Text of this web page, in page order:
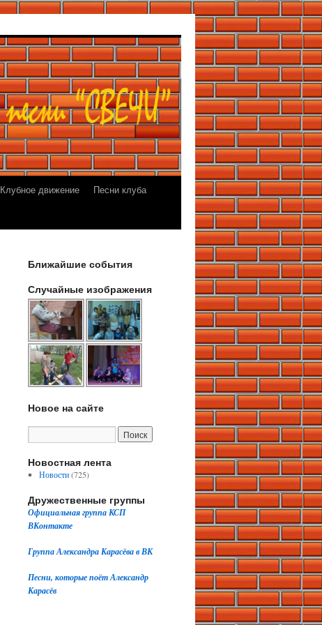
Клубное движение
Песни клуба
Ближайшие события
Случайные изображения
Новое на сайте
Новостная лента
Новости(725)
Дружественные группы
Официальная группа КСП
ВКонтакте
Группа Александра Карасёва в ВК
Песни, которые поёт Александр
Карасёв